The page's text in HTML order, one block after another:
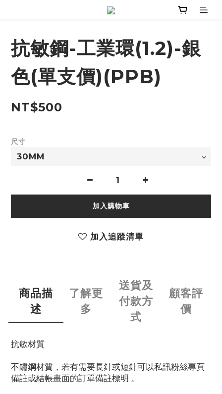
抗敏鋼-工業環(1.2)-銀
色(單支價)(PPB)
NT$500
尺寸
加入購物車
加入追蹤清單
商品描
述
了解更
多
送貨及
付款方
式
顧客評
價
抗敏材質
不鏽鋼材質，若有需要長針或短針可以私訊粉絲專頁
備註或結帳畫面的訂單備註標明 。